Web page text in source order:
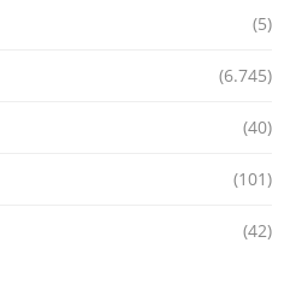
(5)
(6.745)
(40)
(101)
(42)